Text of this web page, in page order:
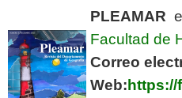
PLEAMAR
Facultad de
Correo
Web: